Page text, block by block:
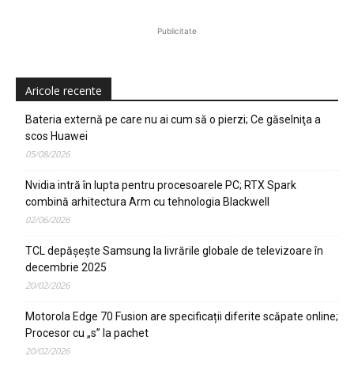
Publicitate
Aricole recente
Bateria externă pe care nu ai cum să o pierzi; Ce găselniţa a
scos Huawei
05/08/2026
Nvidia intră în lupta pentru procesoarele PC; RTX Spark
combină arhitectura Arm cu tehnologia Blackwell
02/06/2026
TCL depășește Samsung la livrările globale de televizoare în
decembrie 2025
20/02/2026
Motorola Edge 70 Fusion are specificații diferite scăpate online;
Procesor cu „s” la pachet
20/02/2026